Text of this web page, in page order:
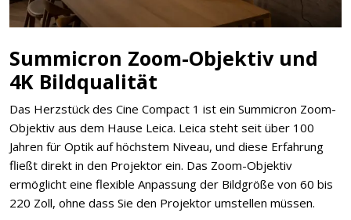
Summicron Zoom-Objektiv und
4K Bildqualität
Das Herzstück des Cine Compact 1 ist ein Summicron Zoom-
Objektiv aus dem Hause Leica. Leica steht seit über 100
Jahren für Optik auf höchstem Niveau, und diese Erfahrung
fließt direkt in den Projektor ein. Das Zoom-Objektiv
ermöglicht eine flexible Anpassung der Bildgröße von 60 bis
220 Zoll, ohne dass Sie den Projektor umstellen müssen.